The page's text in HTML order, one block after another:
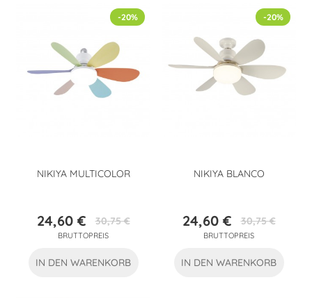
NIKIYA MULTICOLOR
Preis
24,60 €Verkaufspreis
30,75 €
BRUTTOPREIS
-20%
IN DEN WARENKORB
NIKIYA BLANCO
Preis
24,60 €Verkaufspreis
30,75 €
BRUTTOPREIS
-20%
IN DEN WARENKORB